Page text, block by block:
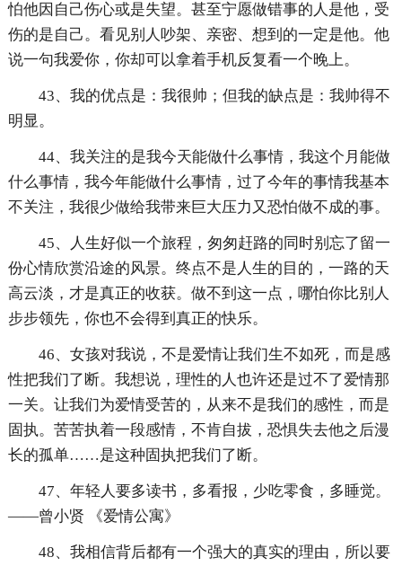
怕他因自己伤心或是失望。甚至宁愿做错事的人是他，受
伤的是自己。看见别人吵架、亲密、想到的一定是他。他
说一句我爱你，你却可以拿着手机反复看一个晚上。
43、我的优点是：我很帅；但我的缺点是：我帅得不
明显。
44、我关注的是我今天能做什么事情，我这个月能做
什么事情，我今年能做什么事情，过了今年的事情我基本
不关注，我很少做给我带来巨大压力又恐怕做不成的事。
45、人生好似一个旅程，匆匆赶路的同时别忘了留一
份心情欣赏沿途的风景。终点不是人生的目的，一路的天
高云淡，才是真正的收获。做不到这一点，哪怕你比别人
步步领先，你也不会得到真正的快乐。
46、女孩对我说，不是爱情让我们生不如死，而是感
性把我们了断。我想说，理性的人也许还是过不了爱情那
一关。让我们为爱情受苦的，从来不是我们的感性，而是
固执。苦苦执着一段感情，不肯自拔，恐惧失去他之后漫
长的孤单……是这种固执把我们了断。
47、年轻人要多读书，多看报，少吃零食，多睡觉。
——曾小贤 《爱情公寓》
48、我相信背后都有一个强大的真实的理由，所以要